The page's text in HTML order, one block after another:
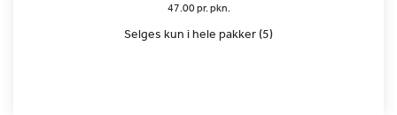
47.00 pr. pkn.
Selges kun i hele pakker (5)